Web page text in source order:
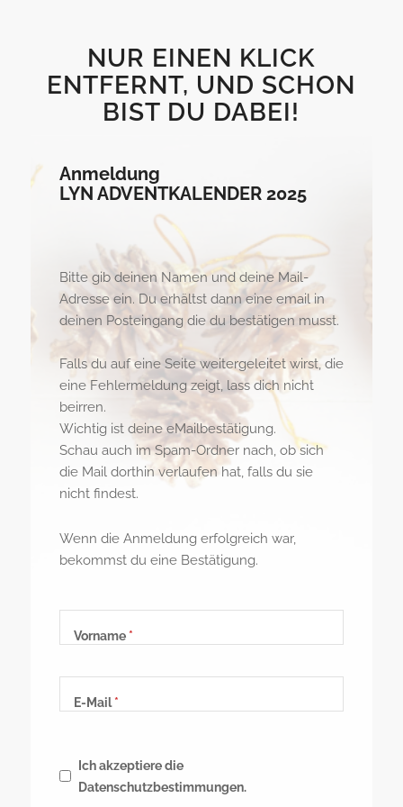
NUR EINEN KLICK
ENTFERNT, UND SCHON
BIST DU DABEI!
Anmeldung
LYN ADVENTKALENDER 2025
Bitte gib deinen Namen und deine Mail-
Adresse ein. Du erhältst dann eine email in
deinen Posteingang die du bestätigen musst.
Falls du auf eine Seite weitergeleitet wirst, die
eine Fehlermeldung zeigt, lass dich nicht
beirren.
Wichtig ist deine eMailbestätigung.
Schau auch im Spam-Ordner nach, ob sich
die Mail dorthin verlaufen hat, falls du sie
nicht findest.
Wenn die Anmeldung erfolgreich war,
bekommst du eine Bestätigung.
Vorname
E-Mail
Ich akzeptiere die
Datenschutzbestimmungen.